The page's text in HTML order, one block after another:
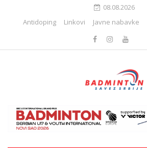
08.08.2026
Antidoping
Linkovi Javne nabavke